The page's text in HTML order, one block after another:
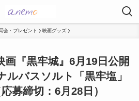
会・プレゼント 映画グッズ
画『黒牢城』6月19日公開
ルバスソルト「黒牢塩」
募締切：6月28日）